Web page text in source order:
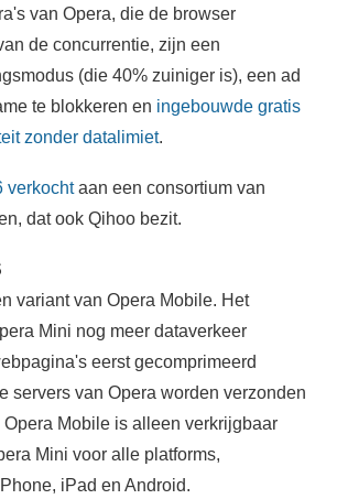
van Opera, die de browser
de concurrentie, zijn een
(die 40% zuiniger is), een ad
te blokkeren en ingebouwde gratis
zonder datalimiet.
verkochtaan een consortium van
dat ook Qihoo bezit.
variant van Opera Mobile. Het
Mini nog meer dataverkeer
eerst gecomprimeerd
servers van Opera worden verzonden
Opera Mobile is alleen verkrijgbaar
Mini voor alle platforms,
iPad en Android.